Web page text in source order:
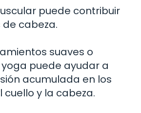
puede contribuir
cabeza.
suaves o
puede ayudar a
acumulada en los
cuello y la cabeza.